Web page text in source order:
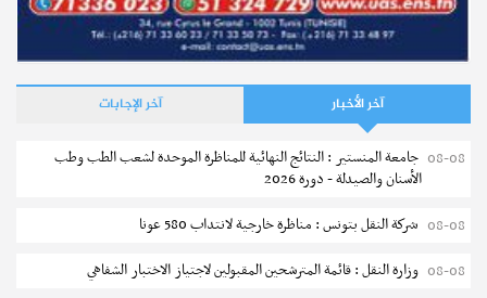
آخر الأخبار آخر الإجابات
08-08 جامعة المنستير : النتائج النهائية للمناظرة الموحدة لشعب الطب وطب
الأسنان والصيدلة - دورة 2026
08-08 شركة النقل بتونس : مناظرة خارجية لانتداب 580 عونا
08-08 وزارة النقل : قائمة المترشحين المقبولين لاجتياز الاختبار الشفاهي